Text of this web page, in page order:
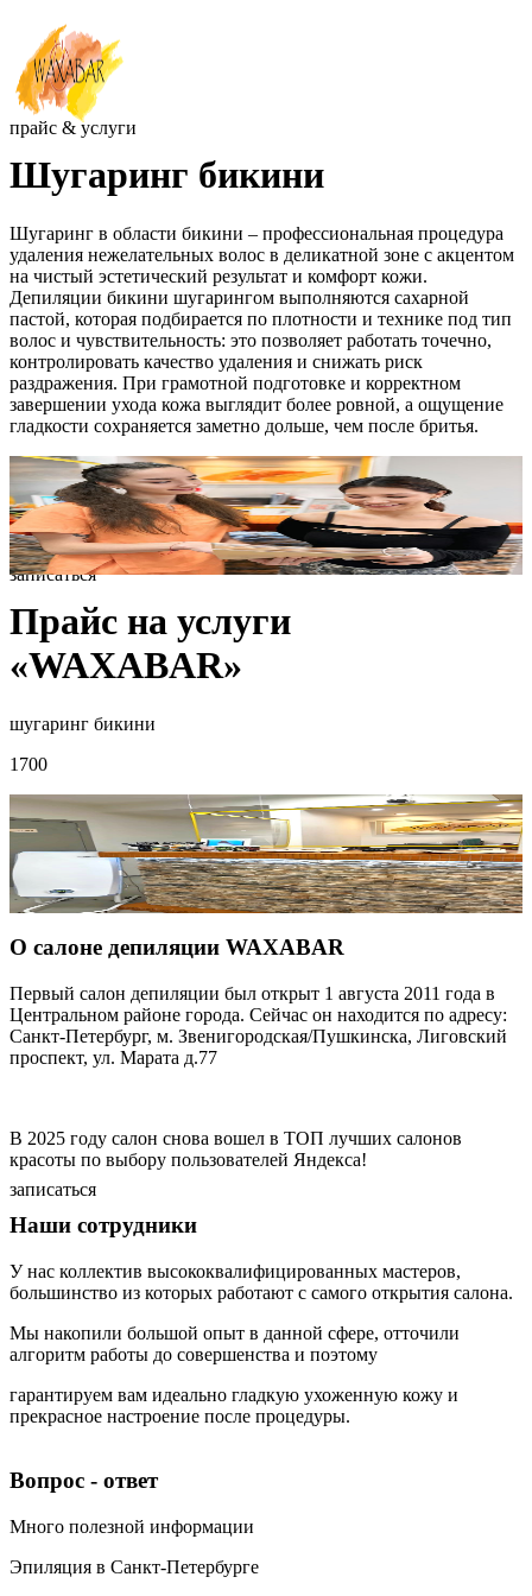
прайс & услуги
Шугаринг бикини
Шугаринг в области бикини – профессиональная процедура
удаления нежелательных волос в деликатной зоне с акцентом
на чистый эстетический результат и комфорт кожи.
Депиляции бикини шугарингом выполняются сахарной
пастой, которая подбирается по плотности и технике под тип
волос и чувствительность: это позволяет работать точечно,
контролировать качество удаления и снижать риск
раздражения. При грамотной подготовке и корректном
завершении ухода кожа выглядит более ровной, а ощущение
гладкости сохраняется заметно дольше, чем после бритья.
записаться
Прайс на услуги
«WAXABAR»
шугаринг бикини
1700
О салоне депиляции WAXABAR
Первый салон депиляции был открыт 1 августа 2011 года в
Центральном районе города. Сейчас он находится по адресу:
Санкт-Петербург, м. Звенигородская/Пушкинска, Лиговский
проспект, ул. Марата д.77
В 2025 году салон снова вошел в ТОП лучших салонов
красоты по выбору пользователей Яндекса!
записаться
Наши сотрудники
У нас коллектив высококвалифицированных мастеров,
большинство из которых работают с самого открытия салона.
Мы накопили большой опыт в данной сфере, отточили
алгоритм работы до совершенства и поэтому
гарантируем вам идеально гладкую ухоженную кожу и
прекрасное настроение после процедуры.
Вопрос - ответ
Много полезной информации
Эпиляция в Санкт-Петербурге